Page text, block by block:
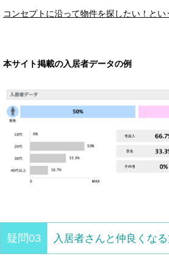
コンセプトに沿って物件を探したい！ とい
本サイト掲載の入居者データの例
疑問03 入居者さんと仲良くな